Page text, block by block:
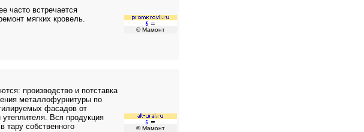
© Мамонт
часто встречается
мягких кровель.
© Мамонт
производство и потставка
металлофурнитуры по
фасадов от
Вся продукция
тару собственного